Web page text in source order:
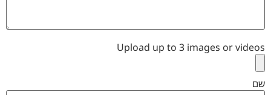
Upload up to 3 images or videos
שם